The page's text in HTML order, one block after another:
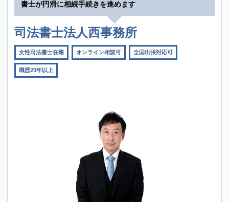
書士が円滑に相続手続きを進めます
司法書士法人西事務所
女性司法書士在籍 オンライン相談可 全国出張対応可
職歴20年以上